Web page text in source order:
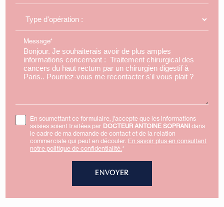
Message*
En soumettant ce formulaire, j'accepte que les informations
saisies soient traitées par DOCTEUR ANTOINE SOPRANI dans
le cadre de ma demande de contact et de la relation
commerciale qui peut en découler. En savoir plus en consultant
notre politique de confidentialité.*